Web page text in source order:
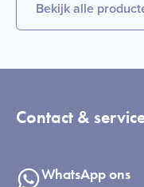
Bekijk alle
Contact &
WhatsApp ons